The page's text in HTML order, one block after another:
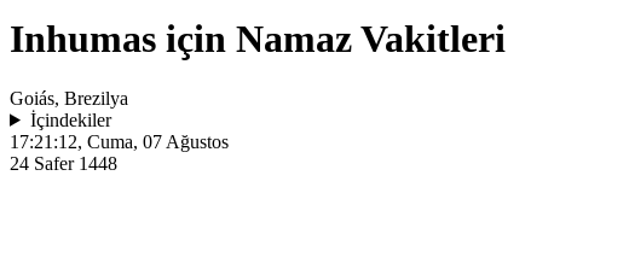
Inhumas için Namaz Vakitleri
Goiás, Brezilya
İçindekiler
17:21:12, Cuma, 07 Ağustos
24 Safer 1448